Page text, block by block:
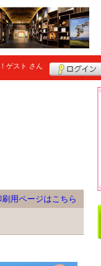
ゲスト さん
刷用ページはこちら